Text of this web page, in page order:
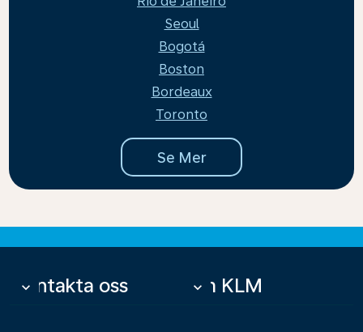
Seoul
Bogotá
Boston
Bordeaux
Toronto
Se Mer
Kontakta oss
keyboard_arrow_down Om KLM
keyboard_arrow_down